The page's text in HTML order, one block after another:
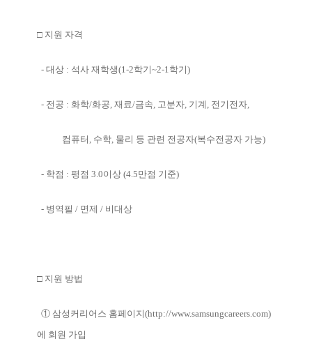
□ 지원 자격
- 대상 : 석사 재학생(1-2학기~2-1학기)
- 전공 : 화학/화공, 재료/금속, 고분자, 기계, 전기전자,
컴퓨터, 수학, 물리 등 관련 전공자(복수전공자 가능)
- 학점 : 평점 3.0이상 (4.5만점 기준)
- 병역필 / 면제 / 비대상
□ 지원 방법
① 삼성커리어스 홈페이지(http://www.samsungcareers.com)
에 회원 가입